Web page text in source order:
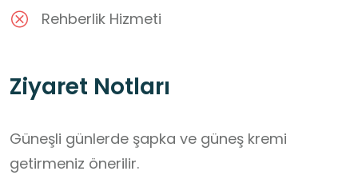
Rehberlik Hizmeti
Ziyaret Notları
Güneşli günlerde şapka ve güneş kremi
getirmeniz önerilir.